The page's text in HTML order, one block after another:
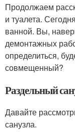
Продолжаем
и туалета.
ванной. Вы,
демонтажных
определиться,
совмещенный?
Раздельный
Давайте
санузла.